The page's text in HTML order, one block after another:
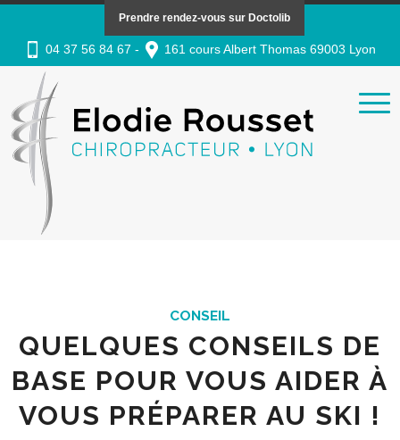
Prendre rendez-vous sur Doctolib
04 37 56 84 67 - 161 cours Albert Thomas 69003 Lyon
CONSEIL
QUELQUES CONSEILS DE
BASE POUR VOUS AIDER À
VOUS PRÉPARER AU SKI !